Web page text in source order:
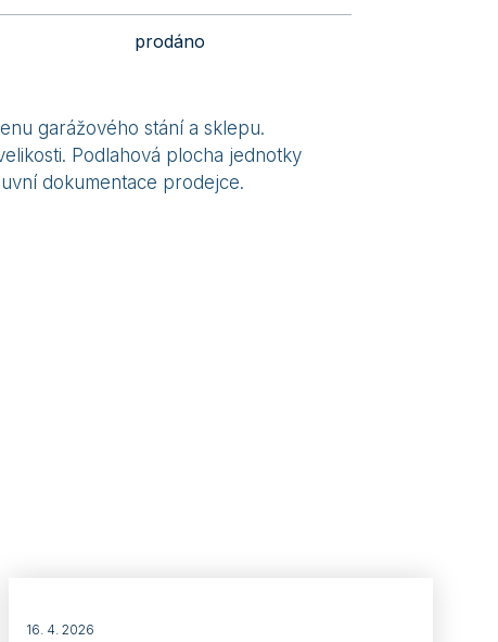
prodáno
garážového stání a sklepu.
Podlahová plocha jednotky
dokumentace prodejce.
16. 4. 2026